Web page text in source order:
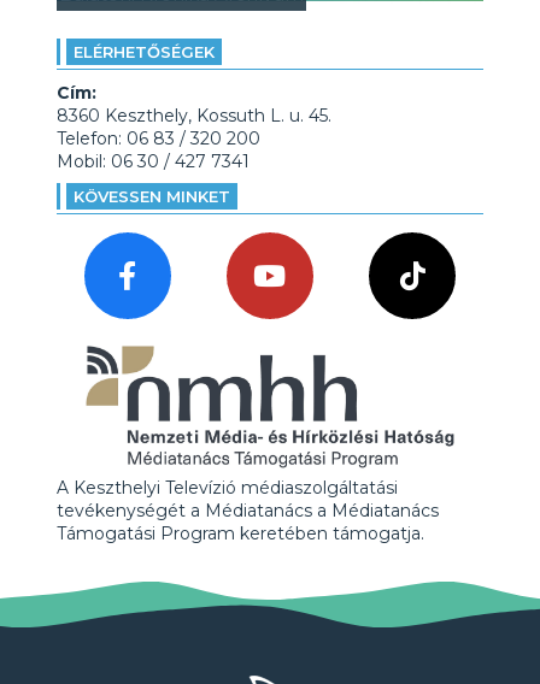
ELÉRHETŐSÉGEK
Cím:
8360 Keszthely, Kossuth L. u. 45.
Telefon: 06 83 / 320 200
Mobil: 06 30 / 427 7341
KÖVESSEN MINKET
A Keszthelyi Televízió médiaszolgáltatási
tevékenységét a Médiatanács a Médiatanács
Támogatási Program keretében támogatja.